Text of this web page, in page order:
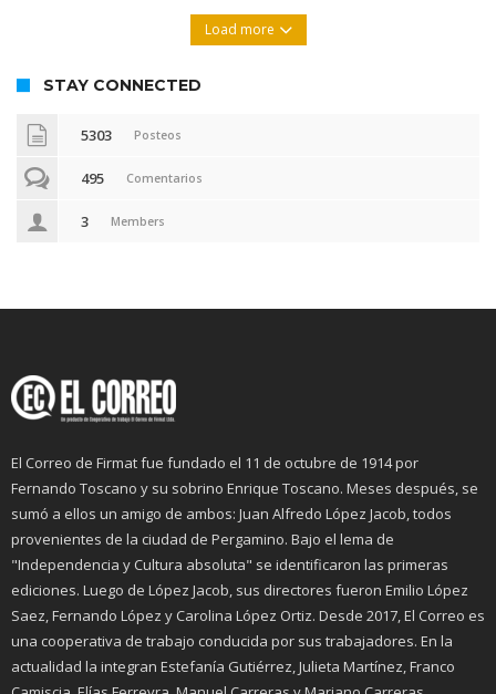
Load more
STAY CONNECTED
5303 Posteos
495 Comentarios
3 Members
El Correo de Firmat fue fundado el 11 de octubre de 1914 por
Fernando Toscano y su sobrino Enrique Toscano. Meses después, se
sumó a ellos un amigo de ambos: Juan Alfredo López Jacob, todos
provenientes de la ciudad de Pergamino. Bajo el lema de
"Independencia y Cultura absoluta" se identificaron las primeras
ediciones. Luego de López Jacob, sus directores fueron Emilio López
Saez, Fernando López y Carolina López Ortiz. Desde 2017, El Correo es
una cooperativa de trabajo conducida por sus trabajadores. En la
actualidad la integran Estefanía Gutiérrez, Julieta Martínez, Franco